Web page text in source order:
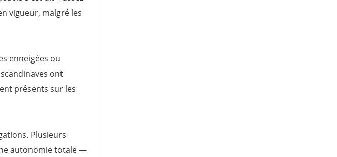
vigueur, malgré les
enneigées ou
ont
présents sur les
Plusieurs
autonomie totale —